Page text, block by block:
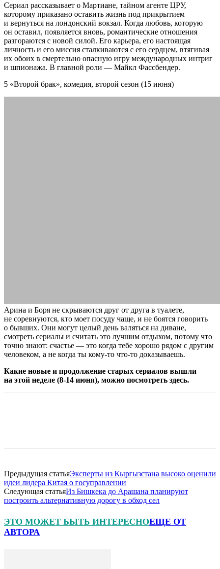
Сериал рассказывает о Мартиане, тайном агенте ЦРУ,
которому приказано оставить жизнь под прикрытием
и вернуться на лондонский вокзал. Когда любовь, которую
он оставил, появляется вновь, романтические отношения
разгораются с новой силой. Его карьера, его настоящая
личность и его миссия сталкиваются с его сердцем, втягивая
их обоих в смертельно опасную игру международных интриг
и шпионажа. В главной роли — Майкл Фассбендер.
5 «Второй брак», комедия, второй сезон (15 июня)
Арина и Боря не скрываются друг от друга в туалете,
не соревнуются, кто моет посуду чаще, и не боятся говорить
о бывших. Они могут целый день валяться на диване,
смотреть сериалы и считать это лучшим отдыхом, потому что
точно знают: счастье — это когда тебе хорошо рядом с другим
человеком, а не когда ты кому-то что-то доказываешь.
Какие новые и продолжение старых сериалов вышли
на этой неделе (8-14 июня), можно посмотреть здесь.
Предыдущая статьяЭксперты из Кыргызстана высоко оценили
идеи лидера Китая о госуправлении
Следующая статьяИз Бишкека до Арашана планируют
построить альтернативную дорогу в обход сел
ЭТО МОЖЕТ БЫТЬ ИНТЕРЕСНОЕЩЕ ОТ
АВТОРА